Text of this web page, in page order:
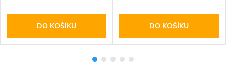
DO KOŠÍKU DO KOŠÍKU